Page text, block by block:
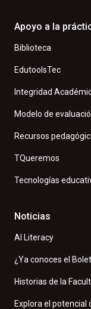
Apoyo a la
Biblioteca
EdutoolsTec
Integridad
Modelo de
Recursos
TQueremos
Tecnologías
Noticias
AI Literacy
¿Ya conoces el
Historias de la
Explora el potencial